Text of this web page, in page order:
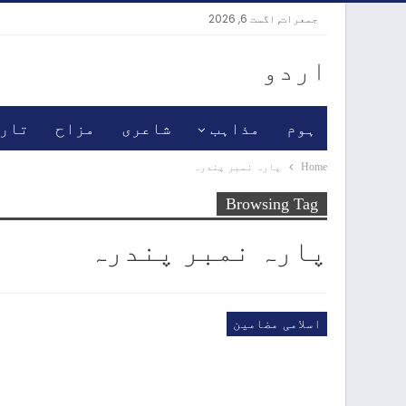
جمعرات, اگست 6, 2026
اردو
ہوم مذاہب شاعری مزاح
Home پارہ نمبر پندرہ
Browsing Tag
پارہ نمبر پندرہ
اسلامی مضامین